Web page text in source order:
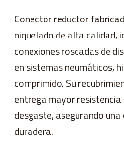
Conector reductor
niquelado de alta calidad,
conexiones roscadas de
en sistemas neumáticos,
comprimido. Su
entrega mayor
desgaste, asegurando
duradera.